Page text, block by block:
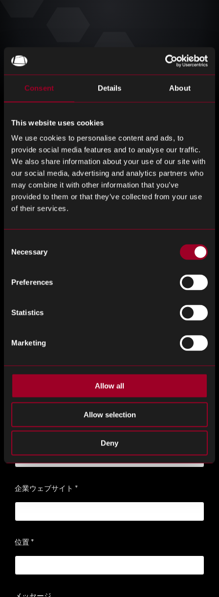
Consent Details About
This website uses cookies
We use cookies to personalise content and ads, to
provide social media features and to analyse our traffic.
We also share information about your use of our site with
our social media, advertising and analytics partners who
may combine it with other information that you’ve
provided to them or that they’ve collected from your use
of their services.
Selection
Necessary
Preferences
Statistics
Marketing
Allow all
Allow selection
Deny
Rebound はリバースロジス
ティクスでお客様をサポー
トします
い。
<2201>rever
、電話
会社名*
企業ウェブサイト *
位置 *
ignore
field